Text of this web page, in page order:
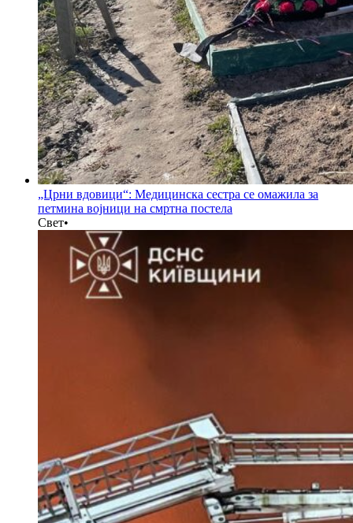
„Црни вдовици“: Медицинска сестра се омажила за
петмина војници на смртна постела
Свет•